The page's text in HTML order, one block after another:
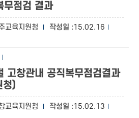
점검 결과
교육지원청
15.02.16
창관내 공직복무점검결과
청)
교육지원청
15.02.13